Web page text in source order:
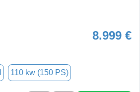
8.999 €
110 kw (150 PS)